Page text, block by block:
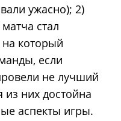
ужасно); 2)
стал
который
если
не лучший
из них достойна
аспекты игры.